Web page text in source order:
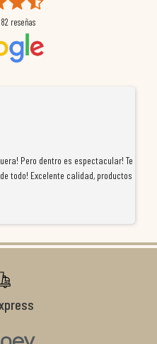
reseñas
Pero dentro es espectacular! Te
todo! Excelente calidad, productos